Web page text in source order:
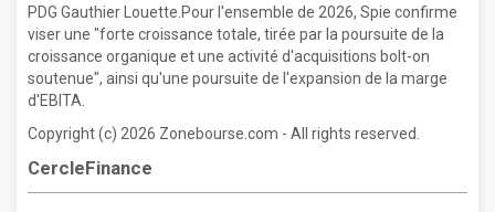
PDG Gauthier Louette.Pour l'ensemble de 2026, Spie confirme
viser une "forte croissance totale, tirée par la poursuite de la
croissance organique et une activité d'acquisitions bolt-on
soutenue", ainsi qu'une poursuite de l'expansion de la marge
d'EBITA.
Copyright (c) 2026 Zonebourse.com - All rights reserved.
CercleFinance